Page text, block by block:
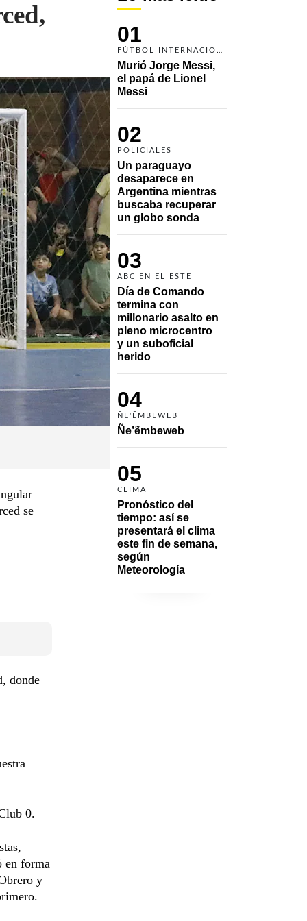
01
Murió Jorge Messi,
el papá de Lionel
Messi
02
POLICIALES
Un paraguayo
desaparece en
Argentina mientras
buscaba recuperar
un globo sonda
03
ABC EN EL ESTE
Día de Comando
termina con
millonario asalto en
pleno microcentro
y un suboficial
herido
04
ÑE'ẼMBEWEB
Ñe’ẽmbeweb
05
CLIMA
Pronóstico del
tiempo: así se
presentará el clima
este fin de semana,
según
Meteorología
se
donde
0.
en forma
y